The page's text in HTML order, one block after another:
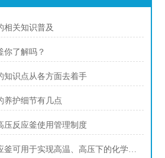
相关知识普及
你了解吗？
知识点从各方面去着手
养护细节有几点
压反应釜使用管理制度
平盖开式磁力高压反应釜可用于实现高温、高压下的化学反应